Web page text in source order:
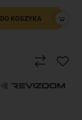
DO KOSZYKA